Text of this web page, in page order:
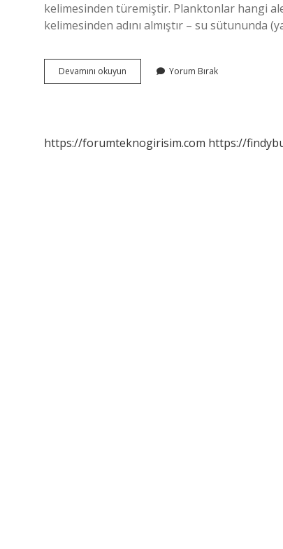
kelimesinden türemiştir. Planktonlar hangi
kelimesinden adını almıştır – su sütununda
Devamını okuyun Plankton
Nerede
Yorum Bırak
https://forumteknogirisim.com https://